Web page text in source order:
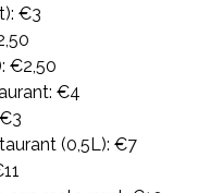
€3
€2,50
€4
(0,5L): €7